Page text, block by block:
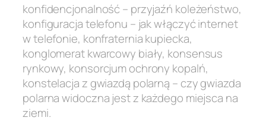
konfidencjonalność – przyjaźń koleżeństwo,
konfiguracja telefonu – jak włączyć internet
w telefonie, konfraternia kupiecka,
konglomerat kwarcowy biały, konsensus
rynkowy, konsorcjum ochrony kopalń,
konstelacja z gwiazdą polarną – czy gwiazda
polarna widoczna jest z każdego miejsca na
ziemi.